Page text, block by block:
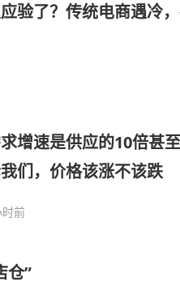
验了？传统电商遇冷
增速是供应的10倍甚
们，价格该涨不该跌
前
仓”